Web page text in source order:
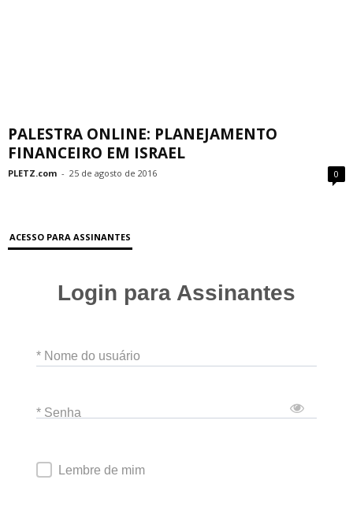
PALESTRA ONLINE: PLANEJAMENTO
FINANCEIRO EM ISRAEL
PLETZ.com - 25 de agosto de 2016 0
ACESSO PARA ASSINANTES
Login para Assinantes
* Nome do usuário
* Senha
Lembre de mim